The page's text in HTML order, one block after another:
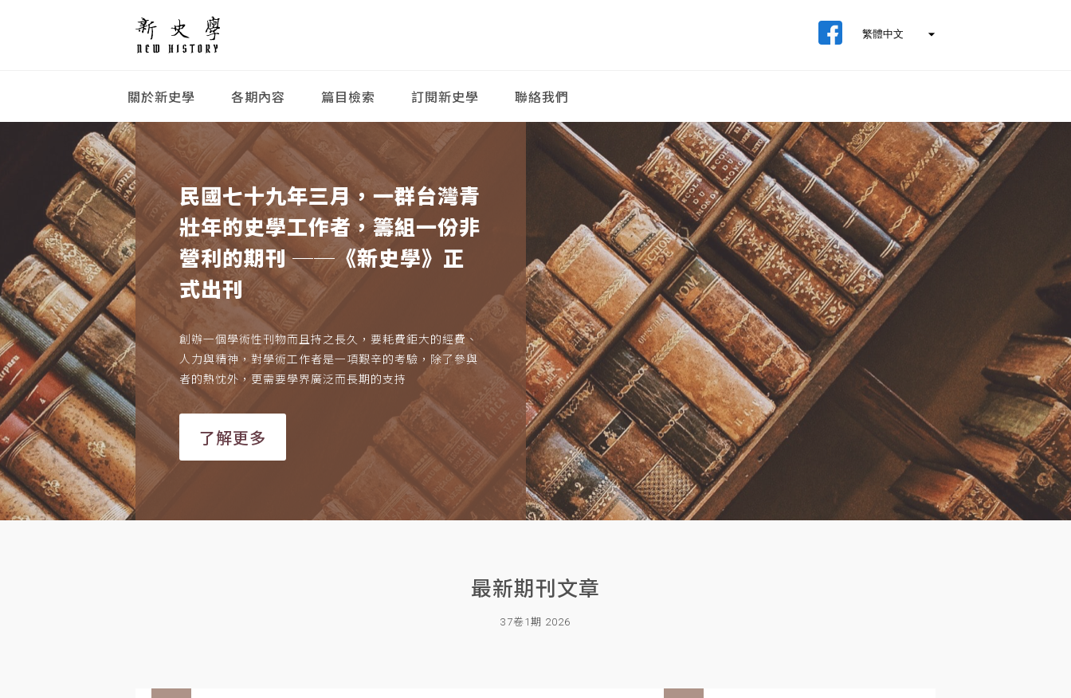
關於新史學 各期內容 篇目檢索 訂閱新史學 聯絡我們
民國七十九年三月，一群台灣青
壯年的史學工作者，籌組一份非
營利的期刊 ──《新史學》正
式出刊
創辦一個學術性刊物而且持之長久，要耗費鉅大的經費、
人力與精神，對學術工作者是一項艱辛的考驗，除了參與
者的熱忱外，更需要學界廣泛而長期的支持
了解更多
最新期刊文章
37卷1期 2026